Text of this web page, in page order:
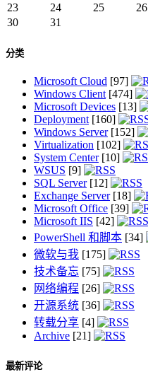
23
24 25 26
30
31
分类
Microsoft Cloud [97]
Windows Client[474]
Microsoft Devices [13]
Deployment[160]
Windows Server[152]
Virtualization [102]
System Center[10]
WSUS [9]
SQL Server[12]
Exchange Server[18]
Microsoft Office [39]
Microsoft IIS [42]
PowerShell 和脚本 [34]
微软与我 [175]
技术备忘 [75]
网络编程 [26]
开源系统 [36]
转载分享 [4]
Archive [21]
最新评论